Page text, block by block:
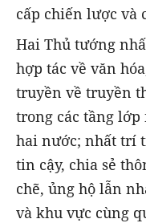
cấp chiến lược và
Hai Thủ tướng
hợp tác về văn
truyền về truyền
trong các tầng
hai nước; nhất trí
tin cậy, chia sẻ
chẽ, ủng hộ lẫn
và khu vực cùng